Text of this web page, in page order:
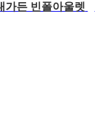
가든 빈폴아울렛